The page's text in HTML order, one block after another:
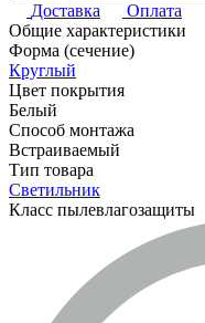
Доставка
Оплата
Общие характеристики
Форма (сечение)
Круглый
Цвет покрытия
Белый
Способ монтажа
Встраиваемый
Тип товара
Светильник
Класс пылевлагозащиты